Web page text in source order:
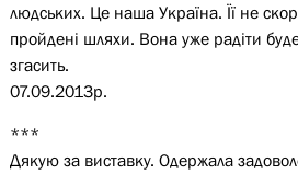
людських. Це наша Україна. Її не
пройдені шляхи. Вона уже радіти
згасить.
07.09.2013р.
***
Дякую за виставку. Одержала